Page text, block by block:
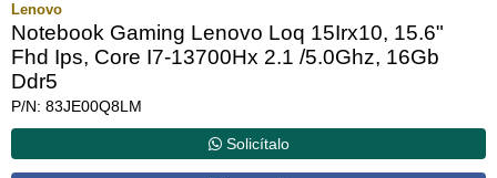
Lenovo
Notebook Gaming Lenovo Loq 15Irx10, 15.6"
Fhd Ips, Core I7-13700Hx 2.1 /5.0Ghz, 16Gb
Ddr5
P/N: 83JE00Q8LM
Solicítalo